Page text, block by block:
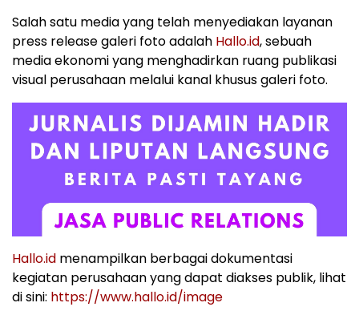
Salah satu media yang telah menyediakan layanan
press release galeri foto adalah Hallo.id, sebuah
media ekonomi yang menghadirkan ruang publikasi
visual perusahaan melalui kanal khusus galeri foto.
Hallo.id menampilkan berbagai dokumentasi
kegiatan perusahaan yang dapat diakses publik, lihat
di sini: https://www.hallo.id/image